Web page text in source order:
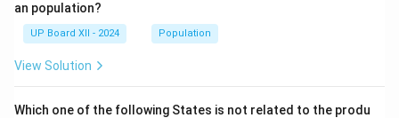
an population?
UP Board XII - 2024 Population
View Solution
Which one of the following States is not related to the produ